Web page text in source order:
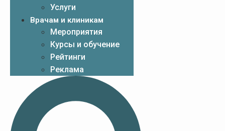
Услуги
Врачам и клиникам
Мероприятия
Курсы и обучение
Рейтинги
Реклама